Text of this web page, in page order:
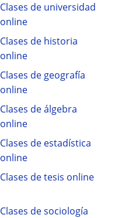
Clases de universidad
online
Clases de historia
online
Clases de geografía
online
Clases de álgebra
online
Clases de estadística
online
Clases de tesis online
Clases de sociología